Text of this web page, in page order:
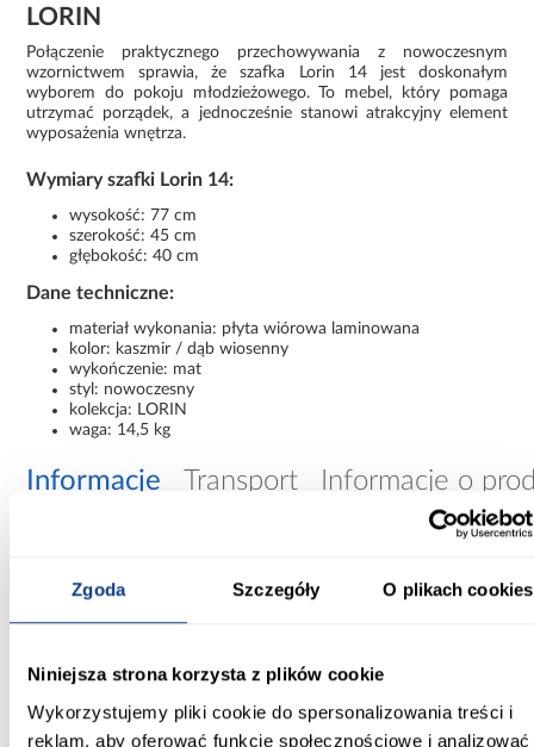
Zgoda Szczegóły O plikach cookies
Niniejsza strona korzysta z plików cookie
Wykorzystujemy pliki cookie do spersonalizowania treści i
reklam, aby oferować funkcje społecznościowe i analizować
LORIN
Połączenie praktycznego przechowywania z nowoczesnym
wzornictwem sprawia, że szafka Lorin 14 jest doskonałym
wyborem do pokoju młodzieżowego. To mebel, który pomaga
utrzymać porządek, a jednocześnie stanowi atrakcyjny element
wyposażenia wnętrza.
Wymiary szafki Lorin 14:
wysokość: 77 cm
szerokość: 45 cm
głębokość: 40 cm
Dane techniczne:
materiał wykonania: płyta wiórowa laminowana
kolor: kaszmir / dąb wiosenny
wykończenie: mat
styl: nowoczesny
kolekcja: LORIN
waga: 14,5 kg
Informacje Transport Informacje o
45.00
40.00
Wysokość [cm]: